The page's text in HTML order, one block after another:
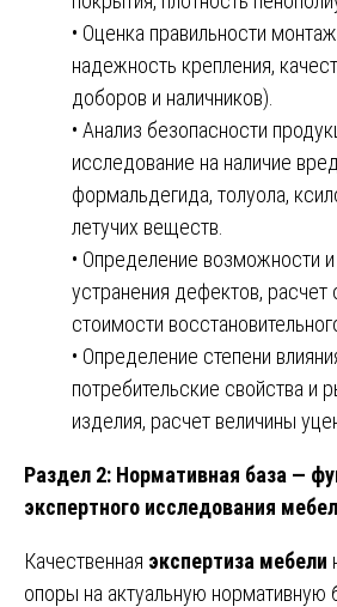
• Оценка правильности
надежность крепления,
доборов и наличников).
• Анализ безопасности
исследование на наличие
формальдегида, толуола,
летучих веществ.
• Определение возможности
устранения дефектов, расчет
стоимости
• Определение степени
потребительские свойства и
изделия, расчет величины
Раздел 2: Нормативная база —
экспертного исследования
Качественная экспертиза мебели
опоры на актуальную нормативную